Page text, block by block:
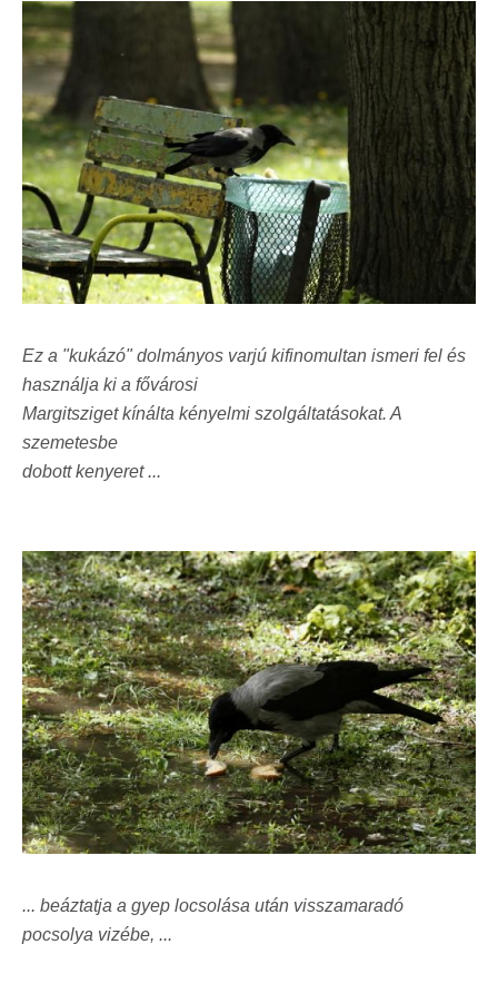
Ez a "kukázó" dolmányos varjú kifinomultan ismeri fel és
használja ki a fővárosi
Margitsziget kínálta kényelmi szolgáltatásokat. A
szemetesbe
dobott kenyeret ...
... beáztatja a gyep locsolása után visszamaradó
pocsolya vizébe, ...